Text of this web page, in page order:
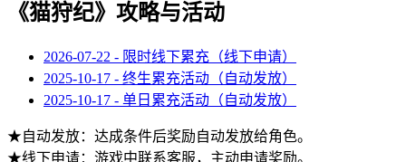
《猫狩纪》攻略与活动
2026-07-22 - 限时线下累充（线下申请）
2025-10-17 - 终生累充活动（自动发放）
2025-10-17 - 单日累充活动（自动发放）
★自动发放：达成条件后奖励自动发放给角色。
★线下申请：游戏中联系客服，主动申请奖励。